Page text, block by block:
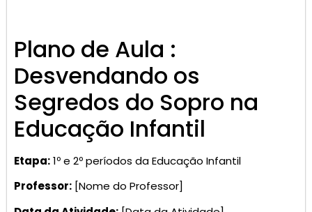
Plano de Aula :
Desvendando os
Segredos do Sopro na
Educação Infantil
Etapa:1º e 2º períodos da Educação Infantil
Professor: [Nome do Professor]